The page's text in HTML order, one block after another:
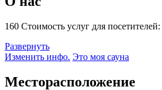
160 Стоимость услуг для посетителей:
Развернуть
Изменить инфо. Это моя сауна
Месторасположение